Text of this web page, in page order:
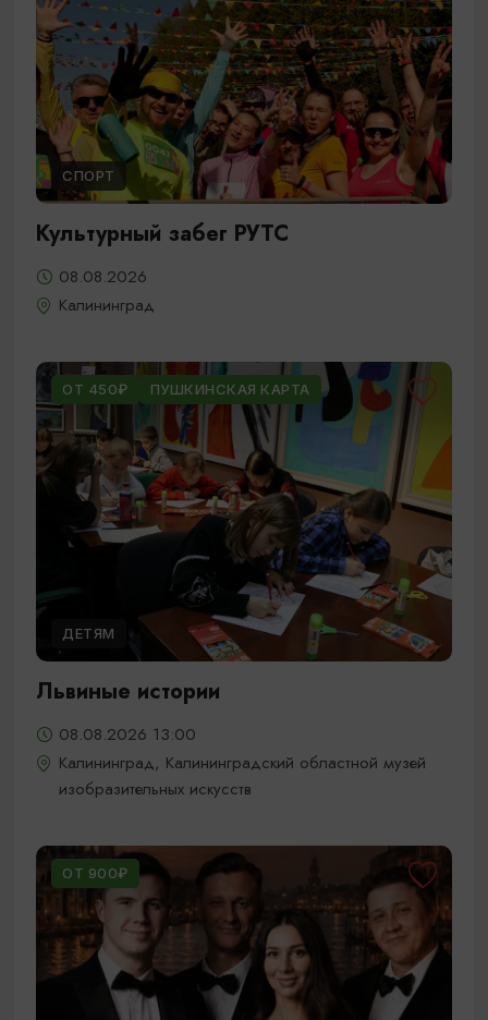
СПОРТ
Культурный забег РУТС
08.08.2026
Калининград
ОТ 450₽ ПУШКИНСКАЯ КАРТА
ДЕТЯМ
Львиные истории
08.08.2026 13:00
Калининград, Калининградский областной музей
изобразительных искусств
ОТ 900₽